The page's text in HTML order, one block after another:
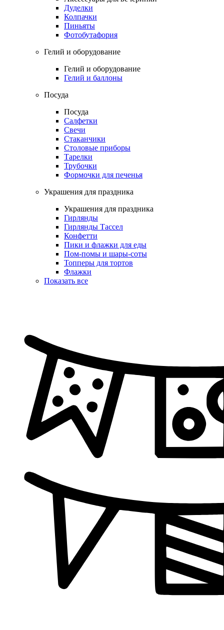
Дуделки
Колпачки
Пиньяты
Фотобутафория
Гелий и оборудование
Гелий и оборудование
Гелий и баллоны
Посуда
Посуда
Салфетки
Свечи
Стаканчики
Столовые приборы
Тарелки
Трубочки
Формочки для печенья
Украшения для праздника
Украшения для праздника
Гирлянды
Гирлянды Тассел
Конфетти
Пики и флажки для еды
Пом-помы и шары-соты
Топперы для тортов
Флажки
Показать все